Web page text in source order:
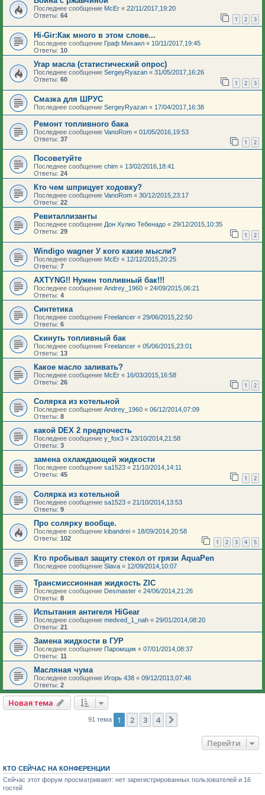
Последнее сообщение McEr « 22/11/2017,19:20
Ответы: 64 1 2 3
Hi-Gir:Как много в этом слове...
Последнее сообщение Граф Михаил « 10/11/2017,19:45
Ответы: 10
Угар масла (статистический опрос)
Последнее сообщение SergeyRyazan « 31/05/2017,16:26
Ответы: 60 1 2 3
Смазка для ШРУС
Последнее сообщение SergeyRyazan « 17/04/2017,16:38
Ремонт топливного бака
Последнее сообщение VanoRom « 01/05/2016,19:53
Ответы: 37 1 2
Посоветуйте
Последнее сообщение chim « 13/02/2016,18:41
Ответы: 24
Кто чем шприцует ходовку?
Последнее сообщение VanoRom « 30/12/2015,23:17
Ответы: 22
Ревиталлизанты
Последнее сообщение Дон Хулио Тебенадо « 29/12/2015,10:35
Ответы: 29 1 2
Windigo wagner У кого какие мысли?
Последнее сообщение McEr « 12/12/2015,20:25
Ответы: 7
AXTYNG!! Нужен топливный бак!!!
Последнее сообщение Andrey_1960 « 24/09/2015,06:21
Ответы: 4
Синтетика
Последнее сообщение Freelancer « 29/06/2015,22:50
Ответы: 6
Скинуть топливный бак
Последнее сообщение Freelancer « 05/06/2015,23:01
Ответы: 13
Какое масло заливать?
Последнее сообщение McEr « 16/03/2015,16:58
Ответы: 26 1 2
Солярка из котельной
Последнее сообщение Andrey_1960 « 06/12/2014,07:09
Ответы: 8
какой DEX 2 предпочесть
Последнее сообщение y_fox3 « 23/10/2014,21:58
Ответы: 3
замена охлаждающей жидкости
Последнее сообщение sa1523 « 21/10/2014,14:11
Ответы: 45 1 2
Солярка из котельной
Последнее сообщение sa1523 « 21/10/2014,13:53
Ответы: 9
Про солярку вообще.
Последнее сообщение kibandrei « 18/09/2014,20:58
Ответы: 102 1 2 3 4 5
Кто пробывал защиту стекол от грязи AquaPen
Последнее сообщение Slava « 12/09/2014,10:07
Трансмиссионная жидкость ZIC
Последнее сообщение Desmaster « 24/06/2014,21:26
Ответы: 8
Испытания антигеля HiGear
Последнее сообщение medved_1_nah « 29/01/2014,08:20
Ответы: 21
Замена жидкости в ГУР
Последнее сообщение Паромщик « 07/01/2014,08:37
Ответы: 11
Масляная чума
Последнее сообщение Игорь 438 « 09/12/2013,07:46
Ответы: 2
Новая тема
91 тема 1 2 3 4
Перейти
КТО СЕЙЧАС НА КОНФЕРЕНЦИИ
Сейчас этот форум просматривают: нет зарегистрированных пользователей и 16
гостей